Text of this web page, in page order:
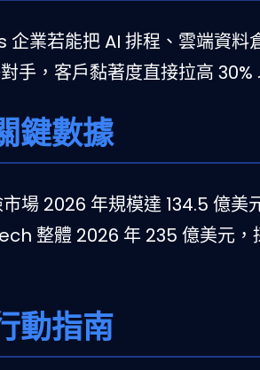
企業若能把 AI 排程、雲端資
手，客戶黏著度直接拉高 30%
鍵數據
場 2026 年規模達 134.5 億美
整體 2026 年 235 億美元，
動指南